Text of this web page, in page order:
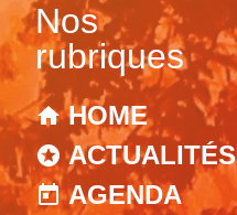
Nos
rubriques
HOME
ACTUALITÉS
AGENDA